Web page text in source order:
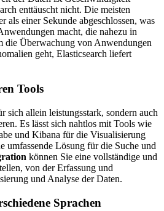
enttäuscht nicht. Die meisten
als einer Sekunde abgeschlossen, was
macht, die nahezu in
die Überwachung von Anwendungen
geht, Elasticsearch liefert
Tools
sich allein leistungsstark, sondern auch
Es lässt sich nahtlos mit Tools wie
und Kibana für die Visualisierung
umfassende Lösung für die Suche und
können Sie eine vollständige und
von der Erfassung und
und Analyse der Daten.
Sprachen